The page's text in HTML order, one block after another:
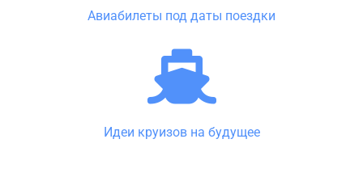
Авиабилеты под даты поездки
Идеи круизов на будущее